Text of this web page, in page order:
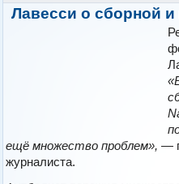
Лавесси о сборной и
ещё множество проблем», —
журналиста.